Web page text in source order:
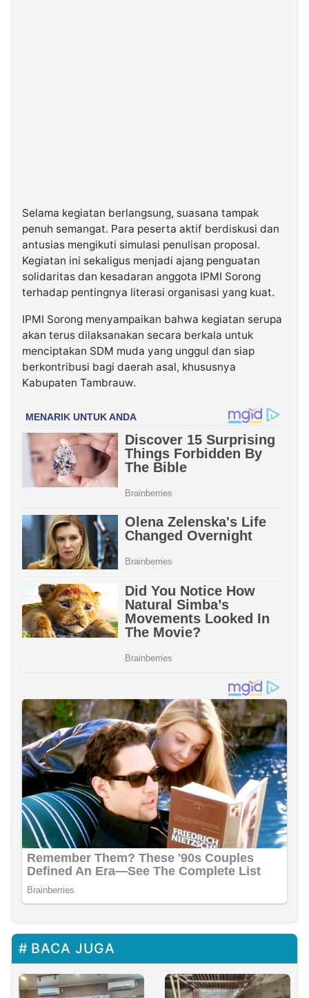
Selama kegiatan berlangsung, suasana tampak
penuh semangat. Para peserta aktif berdiskusi dan
antusias mengikuti simulasi penulisan proposal.
Kegiatan ini sekaligus menjadi ajang penguatan
solidaritas dan kesadaran anggota IPMI Sorong
terhadap pentingnya literasi organisasi yang kuat.
IPMI Sorong menyampaikan bahwa kegiatan serupa
akan terus dilaksanakan secara berkala untuk
menciptakan SDM muda yang unggul dan siap
berkontribusi bagi daerah asal, khususnya
Kabupaten Tambrauw.
BACA JUGA